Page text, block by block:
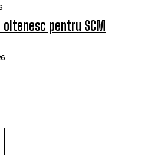
pentru SCM